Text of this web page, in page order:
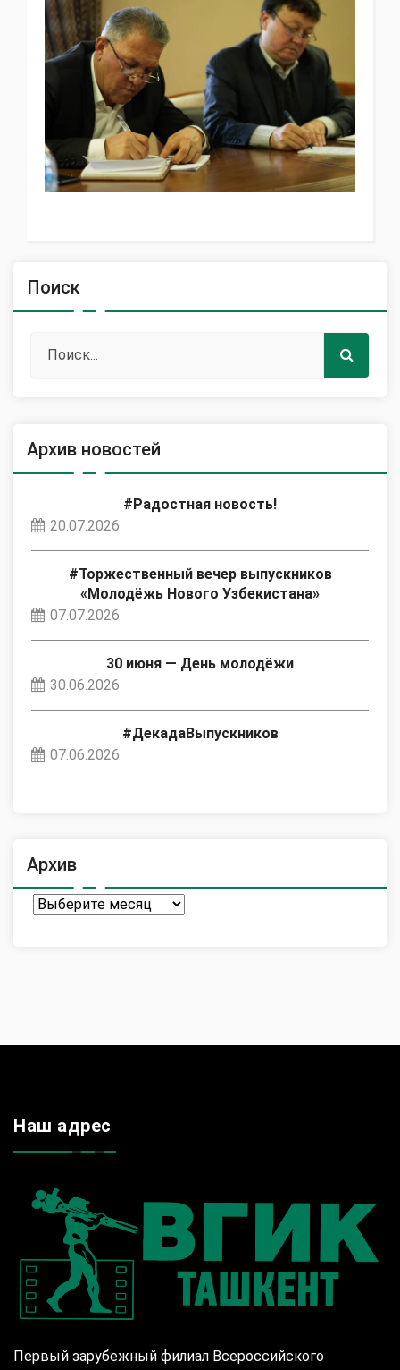
Поиск
Архив новостей
#Радостная новость!
20.07.2026
#Торжественный вечер выпускников
«Молодёжь Нового Узбекистана»
07.07.2026
30 июня — День молодёжи
30.06.2026
#ДекадаВыпускников
07.06.2026
Архив
Архив
Наш адрес
Первый зарубежный филиал Всероссийского